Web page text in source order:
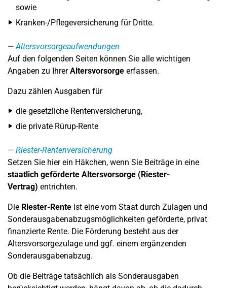
sowie
Kranken-/Pflegeversicherung für Dritte.
Altersvorsorgeaufwendungen
Auf den folgenden Seiten können Sie alle wichtigen
Angaben zu IhrerAltersvorsorge erfassen.
Dazu zählen Ausgaben für
die gesetzliche Rentenversicherung,
die private Rürup-Rente
Riester-Rentenversicherung
Setzen Sie hier ein Häkchen, wenn Sie Beiträge in eine
staatlich geförderte Altersvorsorge (Riester-
Vertrag) entrichten.
Die Riester-Rente ist eine vom Staat durch Zulagen und
Sonderausgabenabzugsmöglichkeiten geförderte, privat
finanzierte Rente. Die Förderung besteht aus der
Altersvorsorgezulage und ggf. einem ergänzenden
Sonderausgabenabzug.
Ob die Beiträge tatsächlich als Sonderausgaben